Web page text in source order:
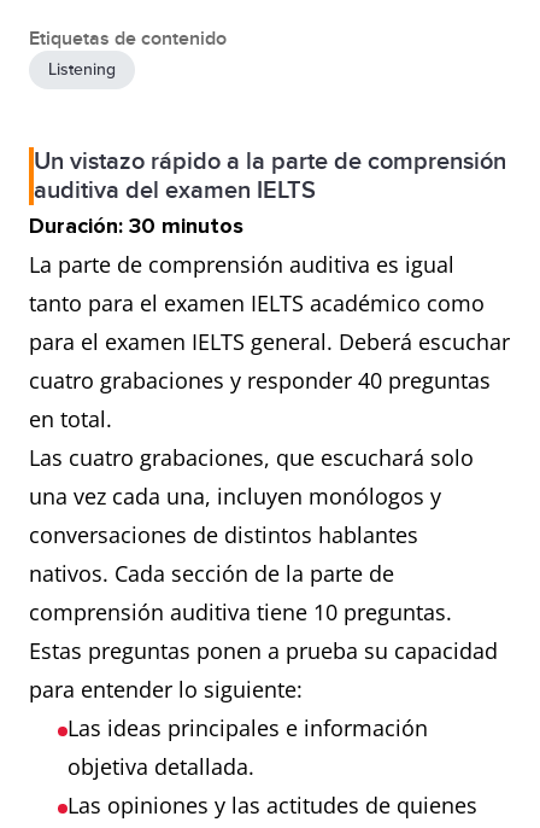
Etiquetas de contenido
Listening
Un vistazo rápido a la parte de comprensión
auditiva del examen IELTS
Duración: 30 minutos
La parte de comprensión auditiva es igual
tanto para el examen IELTS académico como
para el examen IELTS general. Deberá escuchar
cuatro grabaciones y responder 40 preguntas
en total.
Las cuatro grabaciones, que escuchará solo
una vez cada una, incluyen monólogos y
conversaciones de distintos hablantes
nativos. Cada sección de la parte de
comprensión auditiva tiene 10 preguntas.
Estas preguntas ponen a prueba su capacidad
para entender lo siguiente:
Las ideas principales e información
objetiva detallada.
Las opiniones y las actitudes de quienes